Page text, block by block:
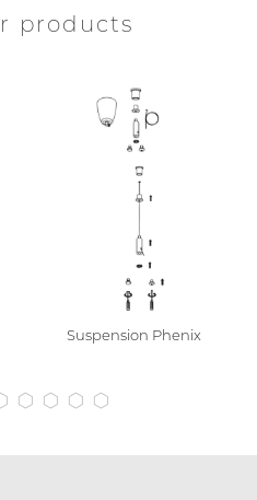
products
Suspension Phenix